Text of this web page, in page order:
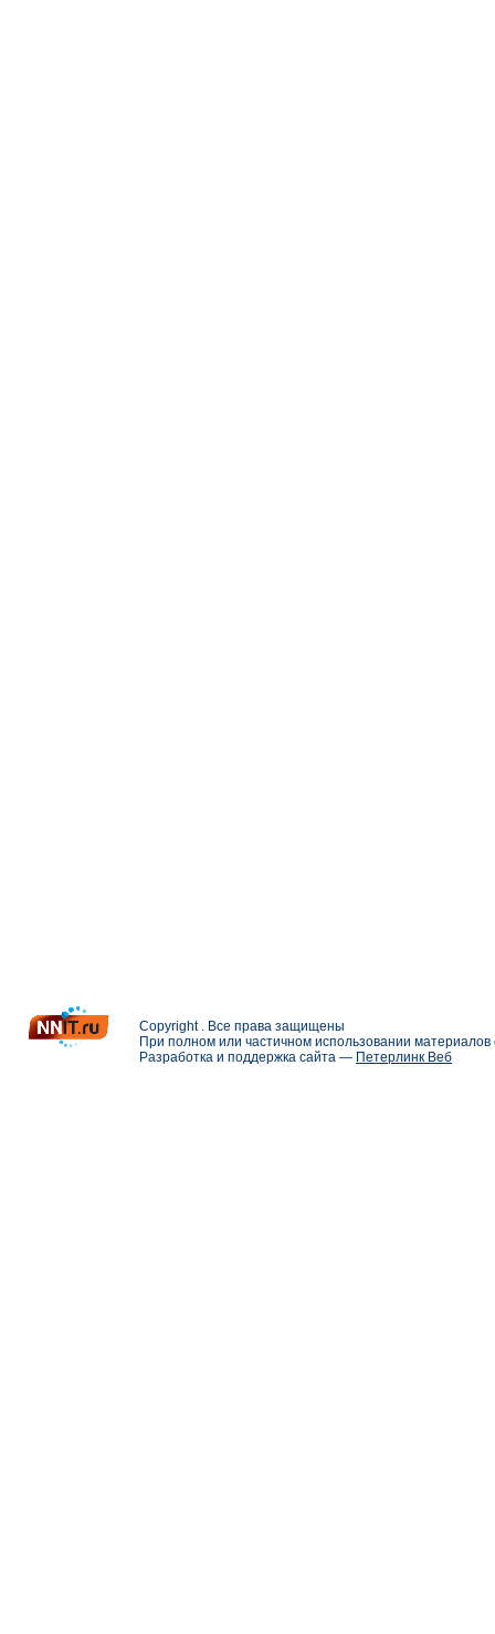
Copyright . Все права защищены
При полном или частичном использовании
Разработка и поддержка сайта — Петерлинк Веб